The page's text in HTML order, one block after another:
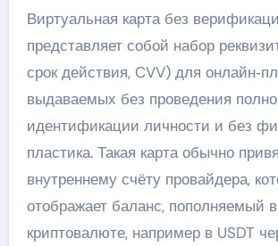
Виртуальная карта без верификации
представляет собой набор
срок действия, CVV) для
выдаваемых без проведения
идентификации личности и без
пластика. Такая карта обычно
внутреннему счёту провайдера,
отображает баланс, пополняемый в
криптовалюте, например в USDT